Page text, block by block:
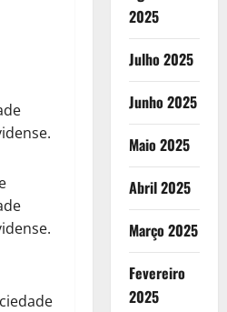
2025
Julho 2025
Junho 2025
Maio 2025
Abril 2025
Março 2025
Fevereiro
2025